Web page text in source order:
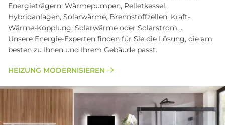
Energieträgern: Wärmepumpen, Pelletkessel,
Hybridanlagen, Solarwärme, Brennstoffzellen, Kraft-
Wärme-Kopplung, Solarwärme oder Solarstrom ...
Unsere Energie-Experten finden für Sie die Lösung, die am
besten zu Ihnen und Ihrem Gebäude passt.
HEIZUNG MODERNISIEREN